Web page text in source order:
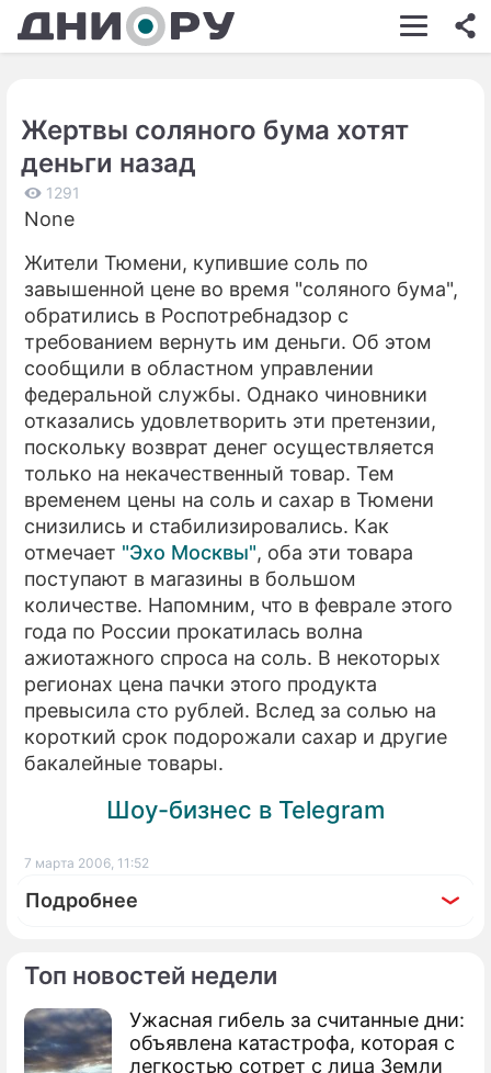
ШОУ-БИЗНЕС
КИНО
ЭКОНОМИКА
ПРОИСШЕСТВИЯ
СТИЛЬ ЖИЗНИ
СЕРИАЛЫ
ИГРЫ
ПРЕСС-РЕЛИЗЫ
О ПРОЕКТЕ
Топ новостей недели
Ужасная гибель за считанные дни:
объявлена катастрофа, которая с
легкостью сотрет с лица Земли
Жертвы соляного бума хотят
деньги назад
1291
None
Жители Тюмени, купившие соль по
завышенной цене во время "соляного бума",
обратились в Роспотребнадзор с
требованием вернуть им деньги. Об этом
сообщили в областном управлении
федеральной службы. Однако чиновники
отказались удовлетворить эти претензии,
поскольку возврат денег осуществляется
только на некачественный товар. Тем
временем цены на соль и сахар в Тюмени
снизились и стабилизировались. Как
отмечает "Эхо Москвы", оба эти товара
поступают в магазины в большом
количестве. Напомним, что в феврале этого
года по России прокатилась волна
ажиотажного спроса на соль. В некоторых
регионах цена пачки этого продукта
превысила сто рублей. Вслед за солью на
короткий срок подорожали сахар и другие
бакалейные товары.
Шоу-бизнес в Telegram
7 марта 2006, 11:52
Подробнее